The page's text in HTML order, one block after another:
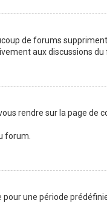
de forums
aux discussions du
rendre sur la page de
forum.
une période